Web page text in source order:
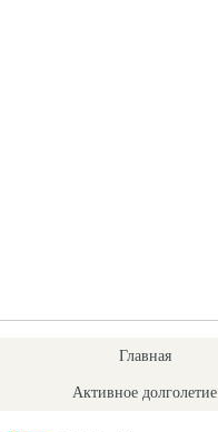
Главная
Активное долголетие